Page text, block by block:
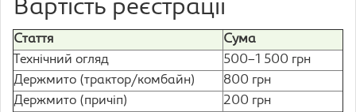
Вартість реєстрації
Стаття
Сума
Технічний огляд
500–1 500 грн
Держмито (трактор/комбайн)
800 грн
Держмито (причіп)
200 грн